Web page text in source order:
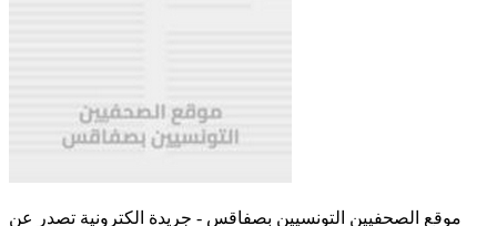
موقع الصحفيين التونسيين بصفاقس - جريدة الكترونية تصدر عن